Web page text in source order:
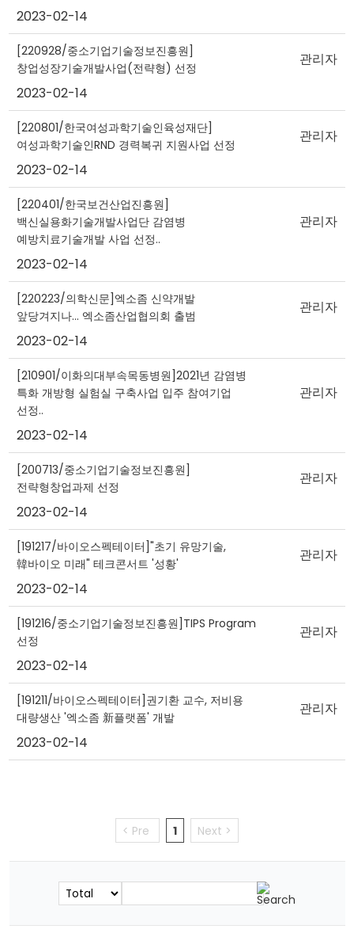
2023-02-14
[220928/중소기업기술정보진흥원]
창업성장기술개발사업(전략형) 선정
관리자
2023-02-14
[220801/한국여성과학기술인육성재단]
여성과학기술인RND 경력복귀 지원사업 선정
관리자
2023-02-14
[220401/한국보건산업진흥원]
백신실용화기술개발사업단 감염병
예방치료기술개발 사업 선정..
관리자
2023-02-14
[220223/의학신문]엑소좀 신약개발
앞당겨지나… 엑소좀산업협의회 출범
관리자
2023-02-14
[210901/이화의대부속목동병원]2021년 감염병
특화 개방형 실험실 구축사업 입주 참여기업
선정..
관리자
2023-02-14
[200713/중소기업기술정보진흥원]
전략형창업과제 선정
관리자
2023-02-14
[191217/바이오스펙테이터]"초기 유망기술,
韓바이오 미래" 테크콘서트 '성황'
관리자
2023-02-14
[191216/중소기업기술정보진흥원]TIPS Program
선정
관리자
2023-02-14
[191211/바이오스펙테이터]권기환 교수, 저비용
대량생산 '엑소좀 新플랫폼' 개발
관리자
2023-02-14
< Pre 1 Next >